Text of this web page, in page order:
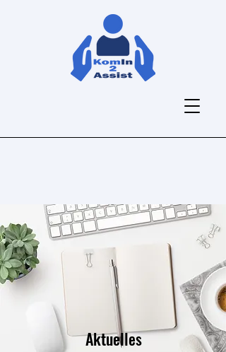
Aktuelles